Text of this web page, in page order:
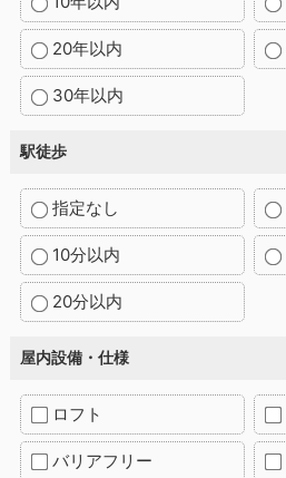
20年以内
30年以内
駅徒歩
指定なし
10分以内
20分以内
屋内設備・仕様
ロフト
バリアフリー